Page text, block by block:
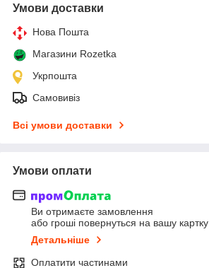
Умови доставки
Нова Пошта
Магазини Rozetka
Укрпошта
Самовивіз
Всі умови доставки
Умови оплати
Ви отримаєте замовлення
або гроші повернуться на вашу картку
Детальніше
Оплатити частинами